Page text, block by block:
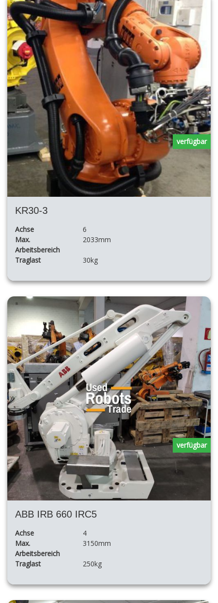
KR30-3
Achse
6
Max.
Arbeitsbereich
2033mm
Traglast 30kg
verfügbar
ABB IRB 660 IRC5
Achse
4
Max.
Arbeitsbereich
3150mm
Traglast 250kg
verfügbar